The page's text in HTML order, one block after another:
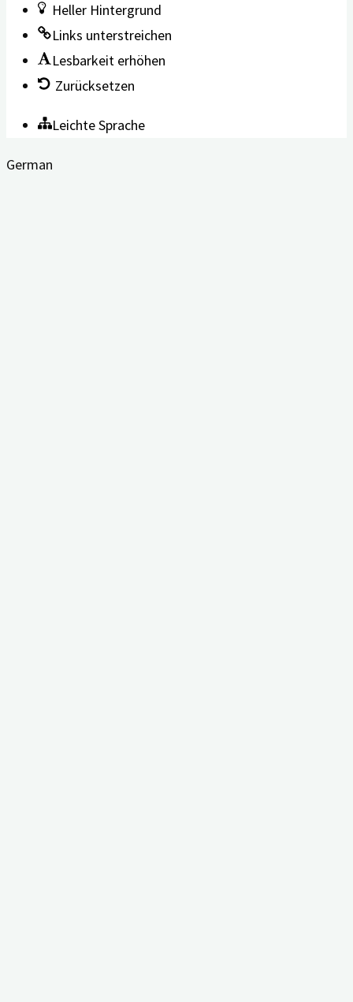
Heller Hintergrund
Links unterstreichen
Lesbarkeit erhöhen
Zurücksetzen
Leichte Sprache
German